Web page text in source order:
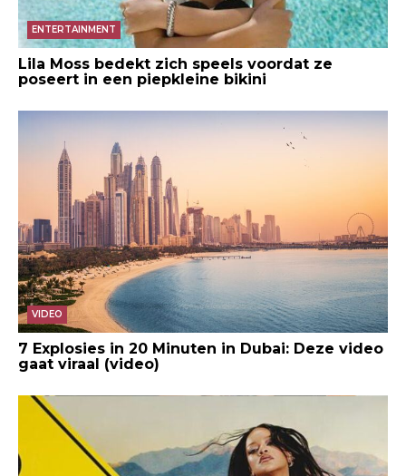
ENTERTAINMENT
Lila Moss bedekt zich speels voordat ze
poseert in een piepkleine bikini
VIDEO
7 Explosies in 20 Minuten in Dubai: Deze video
gaat viraal (video)